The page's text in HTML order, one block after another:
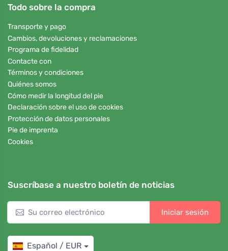
Todo sobre la compra
Transporte y pago
Cambios, devoluciones y reclamaciones
Programa de fidelidad
Contacte con
Términos y condiciones
Quiénes somos
Cómo medir la longitud del pie
Declaración sobre el uso de cookies
Protección de datos personales
Pie de imprenta
Cookies
Suscríbase a nuestro boletín de noticias
Iniciar sesión
Español / EUR